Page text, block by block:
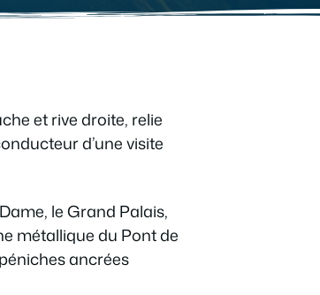
et rive droite, relie
d’une visite
le Grand Palais,
métallique du Pont de
ancrées